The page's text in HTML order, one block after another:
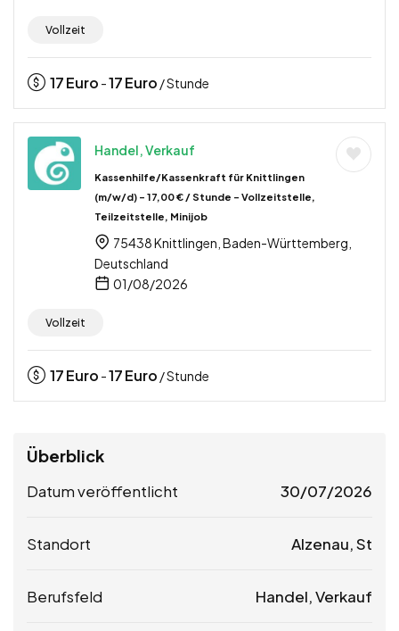
Vollzeit
17Euro -17Euro / Stunde
Handel, Verkauf
Kassenhilfe/Kassenkraft für Knittlingen
(m/w/d) – 17,00 € / Stunde – Vollzeitstelle,
Teilzeitstelle, Minijob
75438 Knittlingen, Baden-Württemberg,
Deutschland
01/08/2026
Vollzeit
17Euro -17Euro / Stunde
Überblick
Datum veröffentlicht 30/07/2026
Standort Alzenau, St
Berufsfeld Handel, Verkauf